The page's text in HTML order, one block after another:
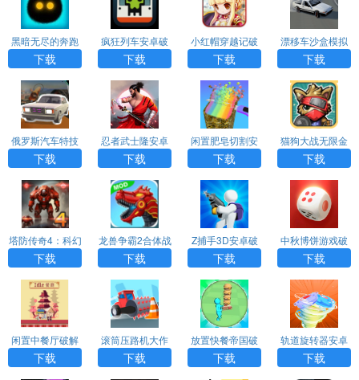
黑暗无尽的奔跑
安卓破解版（mu
rk）app下载
下载
疯狂列车安卓破
解版（Crazy Trai
n）app下载
下载
小红帽穿越记破
解版（Elphis）a
pp下载
下载
漂移车沙盒模拟
器破解版（Extre
me Drift）app下
载
下载
俄罗斯汽车特技
安卓破解版（Ru
ssian Car Stun
t）app
下载
忍者武士隆安卓
破解版（Takashi
Ninja Warrior）a
pp
下载
闲置肥皂切割安
卓破解版（Soap
Cutting）app下
载
下载
猫狗大战无限金
币版破解版（Cat
War）app下载
下载
塔防传奇4：科幻
塔防破解版（Def
ense Legend
4）app
下载
龙兽争霸2合体战
争安卓破解版ap
p下载
下载
Z捕手3D安卓破
解版（Z Catcher
3D）app下载
下载
中秋博饼游戏破
解版最新版app
下载
下载
闲置中餐厅破解
版（Idle Chines
e Restaurant）a
下载
滚筒压路机大作
战破解版（Drum
Roller.IO）app
下载
放置快餐帝国破
解版（Idle Fast F
ood Empire）ap
下载
轨道旋转器安卓
破解版（Orbital
Spinner）app
下载